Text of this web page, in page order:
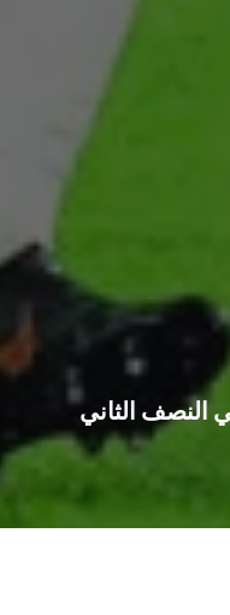
الثاني